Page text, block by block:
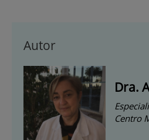
Autor
Dra.
Centro